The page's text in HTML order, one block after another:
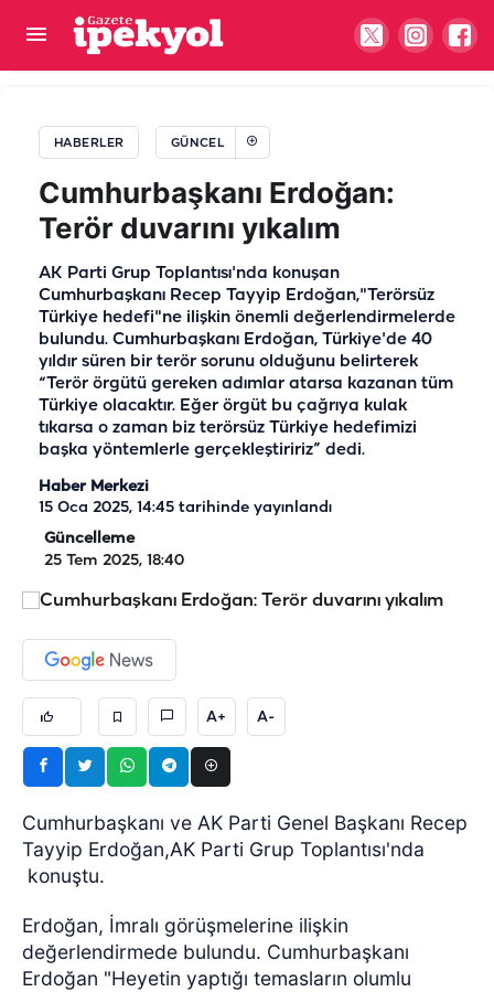
HABERLER GÜNCEL
Cumhurbaşkanı Erdoğan:
Terör duvarını yıkalım
AK Parti Grup Toplantısı'nda konuşan
Cumhurbaşkanı Recep Tayyip Erdoğan,"Terörsüz
Türkiye hedefi"ne ilişkin önemli değerlendirmelerde
bulundu. Cumhurbaşkanı Erdoğan, Türkiye'de 40
yıldır süren bir terör sorunu olduğunu belirterek
“Terör örgütü gereken adımlar atarsa kazanan tüm
Türkiye olacaktır. Eğer örgüt bu çağrıya kulak
tıkarsa o zaman biz terörsüz Türkiye hedefimizi
başka yöntemlerle gerçekleştiririz” dedi.
Haber Merkezi
15 Oca 2025, 14:45 tarihinde yayınlandı
Güncelleme
25 Tem 2025, 18:40
A+ A-
Cumhurbaşkanı ve AK Parti Genel Başkanı Recep
Tayyip Erdoğan,AK Parti Grup Toplantısı'nda
konuştu.
Erdoğan, İmralı görüşmelerine ilişkin
değerlendirmede bulundu. Cumhurbaşkanı
Erdoğan "Heyetin yaptığı temasların olumlu
Şanlıurfa’da en işlek yolun açılacağı tarih ve saat